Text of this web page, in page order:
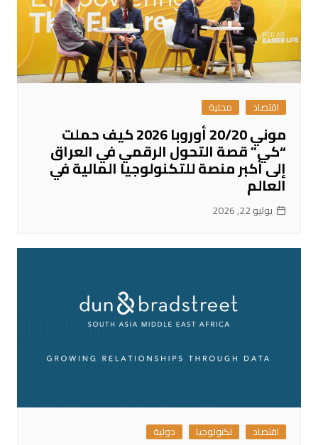
اقتصاد محلية
موني 20/20 أوروبا 2026 كيف حملت
“كي” قصة التحول الرقمي في العراق
إلى أكبر منصة للتكنولوجيا المالية في
العالم
يوليو 22, 2026
اقتصاد تكنولوجيا دولية